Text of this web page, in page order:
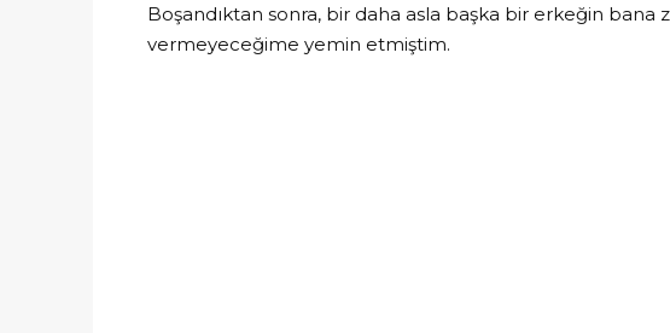
Boşandıktan sonra, bir daha asla başka bir erkeğin bana
vermeyeceğime yemin etmiştim.